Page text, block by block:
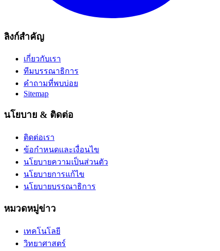
ลิงก์สำคัญ
เกี่ยวกับเรา
ทีมบรรณาธิการ
คำถามที่พบบ่อย
Sitemap
นโยบาย & ติดต่อ
ติดต่อเรา
ข้อกำหนดและเงื่อนไข
นโยบายความเป็นส่วนตัว
นโยบายการแก้ไข
นโยบายบรรณาธิการ
หมวดหมู่ข่าว
เทคโนโลยี
วิทยาศาสตร์